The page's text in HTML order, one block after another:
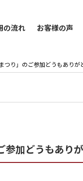
の流れ お客様の声
り」のご参加どうもありが
加どうもありが